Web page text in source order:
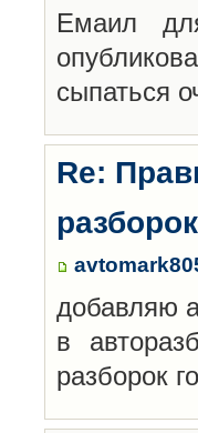
Емаил
сыпаться
Re:
разборок
добавляю
в
разборок